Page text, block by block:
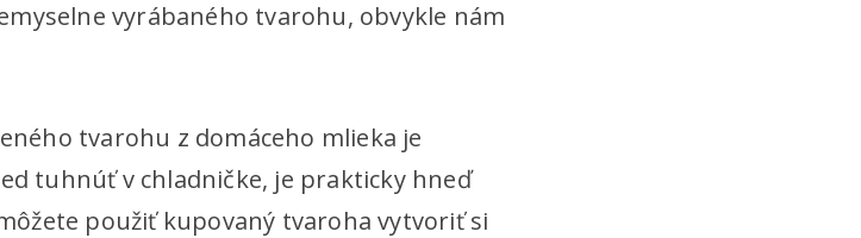
vyrábaného tvarohu, obvykle nám
tvarohu z domáceho mlieka je
tuhnúť v chladničke, je prakticky hneď
použiť kupovaný tvaroha vytvoriť si